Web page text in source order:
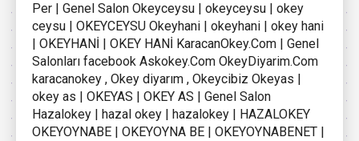
Per | Genel Salon Okeyceysu | okeyceysu | okey
ceysu | OKEYCEYSU Okeyhani | okeyhani | okey hani
| OKEYHANİ | OKEY HANİ KaracanOkey.Com | Genel
Salonları facebook Askokey.Com OkeyDiyarim.Com
karacanokey , Okey diyarım , Okeycibiz Okeyas |
okey as | OKEYAS | OKEY AS | Genel Salon
Hazalokey | hazal okey | hazalokey | HAZALOKEY
OKEYOYNABE | OKEYOYNA BE | OKEYOYNABENET |